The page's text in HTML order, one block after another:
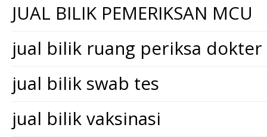
JUAL BILIK PEMERIKSAN MCU
jual bilik ruang periksa dokter
jual bilik swab tes
jual bilik vaksinasi